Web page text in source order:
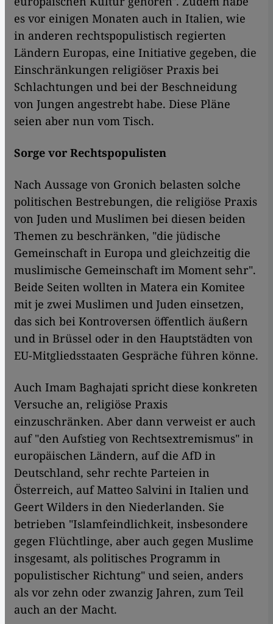
es vor einigen Monaten auch in Italien, wie
in anderen rechtspopulistisch regierten
Ländern Europas, eine Initiative gegeben, die
Einschränkungen religiöser Praxis bei
Schlachtungen und bei der Beschneidung
von Jungen angestrebt habe. Diese Pläne
seien aber nun vom Tisch.
Sorge vor Rechtspopulisten
Nach Aussage von Gronich belasten solche
politischen Bestrebungen, die religiöse Praxis
von Juden und Muslimen bei diesen beiden
Themen zu beschränken, "die jüdische
Gemeinschaft in Europa und gleichzeitig die
muslimische Gemeinschaft im Moment sehr".
Beide Seiten wollten in Matera ein Komitee
mit je zwei Muslimen und Juden einsetzen,
das sich bei Kontroversen öffentlich äußern
und in Brüssel oder in den Hauptstädten von
EU-Mitgliedsstaaten Gespräche führen könne.
Auch Imam Baghajati spricht diese konkreten
Versuche an, religiöse Praxis
einzuschränken. Aber dann verweist er auch
auf "den Aufstieg von Rechtsextremismus" in
europäischen Ländern, auf die AfD in
Deutschland, sehr rechte Parteien in
Österreich, auf Matteo Salvini in Italien und
Geert Wilders in den Niederlanden. Sie
betrieben "Islamfeindlichkeit, insbesondere
gegen Flüchtlinge, aber auch gegen Muslime
insgesamt, als politisches Programm in
populistischer Richtung" und seien, anders
als vor zehn oder zwanzig Jahren, zum Teil
auch an der Macht.